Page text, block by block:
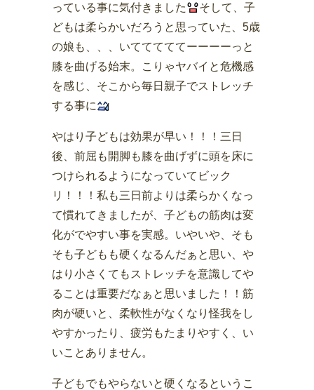
っている事に気付きました
そして、子
どもは柔らかいだろうと思っていた、5歳
の娘も、、、いてててててーーーーっと
膝を曲げる始末。こりゃヤバイと危機感
を感じ、そこから毎日親子でストレッチ
する事に
やはり子どもは効果が早い！！！三日
後、前屈も開脚も膝を曲げずに頭を床に
つけられるようになっていてビック
リ！！！私も三日前よりは柔らかくなっ
て慣れてきましたが、子どもの筋肉は変
化がでやすい事を実感。いやいや、そも
そも子どもも硬くなるんだぁと思い、や
はり小さくてもストレッチを意識してや
ることは重要だなぁと思いました！！筋
肉が硬いと、柔軟性がなくなり怪我をし
やすかったり、疲労もたまりやすく、い
いことありません。
子どもでもやらないと硬くなるというこ